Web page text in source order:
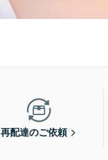
再配達のご依頼